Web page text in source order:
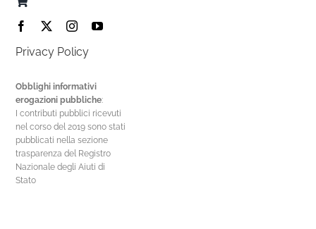
Privacy Policy
Obblighi informativi
erogazioni pubbliche:
I contributi pubblici ricevuti
nel corso del 2019 sono stati
pubblicati nella sezione
trasparenza del Registro
Nazionale degli Aiuti di
Stato